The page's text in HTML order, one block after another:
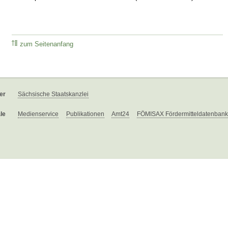
zum Seitenanfang
Sächsische Staatskanzlei
Medienservice Publikationen Amt24 FÖMISAX Fördermitteldatenbank